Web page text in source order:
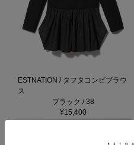
ESTNATION / タフタコンビブラウ
ス
ブラック / 38
¥15,400